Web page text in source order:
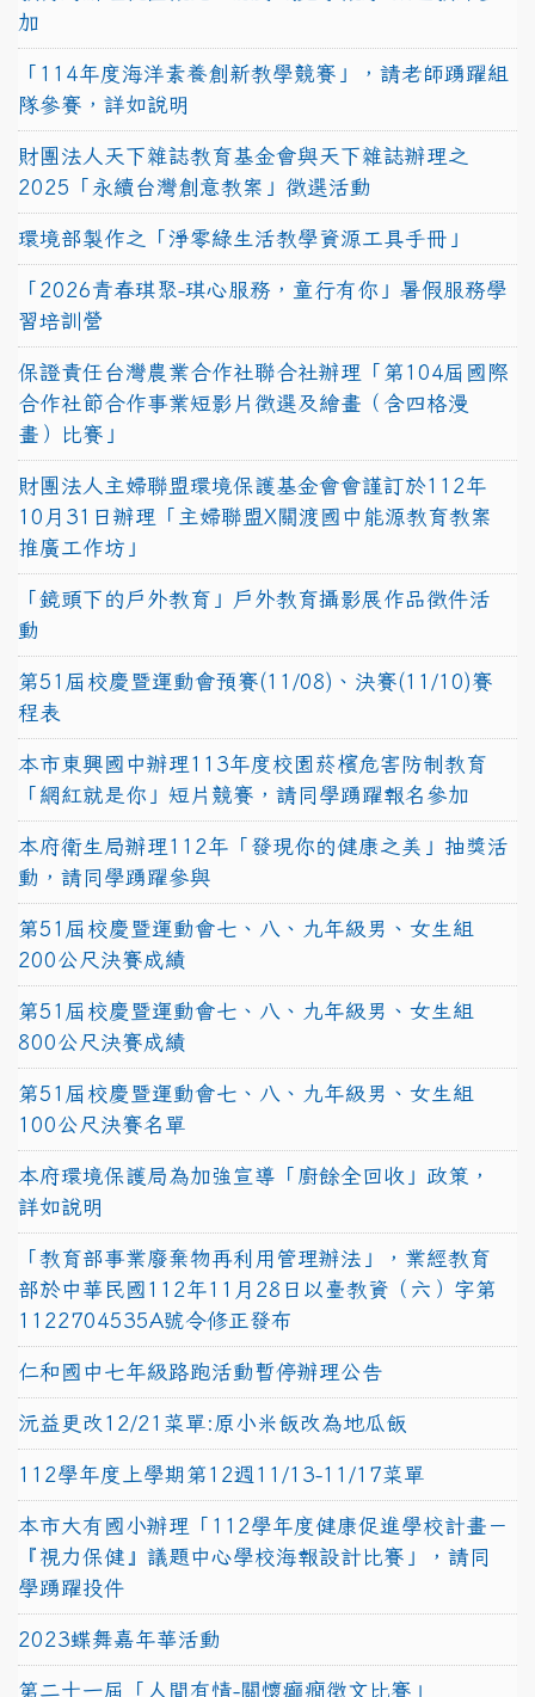
加
「114年度海洋素養創新教學競賽」，請老師踴躍組
隊參賽，詳如說明
財團法人天下雜誌教育基金會與天下雜誌辦理之
2025「永續台灣創意教案」徵選活動
環境部製作之「淨零綠生活教學資源工具手冊」
「2026青春琪聚-琪心服務，童行有你」暑假服務學
習培訓營
保證責任台灣農業合作社聯合社辦理「第104屆國際
合作社節合作事業短影片徵選及繪畫（含四格漫
畫）比賽」
財團法人主婦聯盟環境保護基金會會謹訂於112年
10月31日辦理「主婦聯盟X關渡國中能源教育教案
推廣工作坊」
「鏡頭下的戶外教育」戶外教育攝影展作品徵件活
動
第51屆校慶暨運動會預賽(11/08)、決賽(11/10)賽
程表
本市東興國中辦理113年度校園菸檳危害防制教育
「網紅就是你」短片競賽，請同學踴躍報名參加
本府衛生局辦理112年「發現你的健康之美」抽獎活
動，請同學踴躍參與
第51屆校慶暨運動會七、八、九年級男、女生組
200公尺決賽成績
第51屆校慶暨運動會七、八、九年級男、女生組
800公尺決賽成績
第51屆校慶暨運動會七、八、九年級男、女生組
100公尺決賽名單
本府環境保護局為加強宣導「廚餘全回收」政策，
詳如說明
「教育部事業廢棄物再利用管理辦法」，業經教育
部於中華民國112年11月28日以臺教資（六）字第
1122704535A號令修正發布
仁和國中七年級路跑活動暫停辦理公告
沅益更改12/21菜單:原小米飯改為地瓜飯
112學年度上學期第12週11/13-11/17菜單
本市大有國小辦理「112學年度健康促進學校計畫－
『視力保健』議題中心學校海報設計比賽」，請同
學踴躍投件
2023蝶舞嘉年華活動
第二十一屆「人間有情-關懷癲癇徵文比賽」